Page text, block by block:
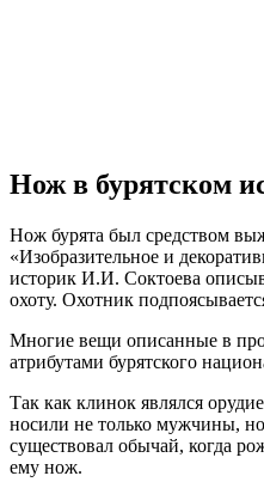
Нож в бурятском
Нож бурята был средством
«Изобразительное и
историк И.И. Соктоева
охоту. Охотник
Многие вещи описанные в
атрибутами бурятского
Так как клинок являлся
носили не только мужчины,
существовал обычай, когда
ему нож.